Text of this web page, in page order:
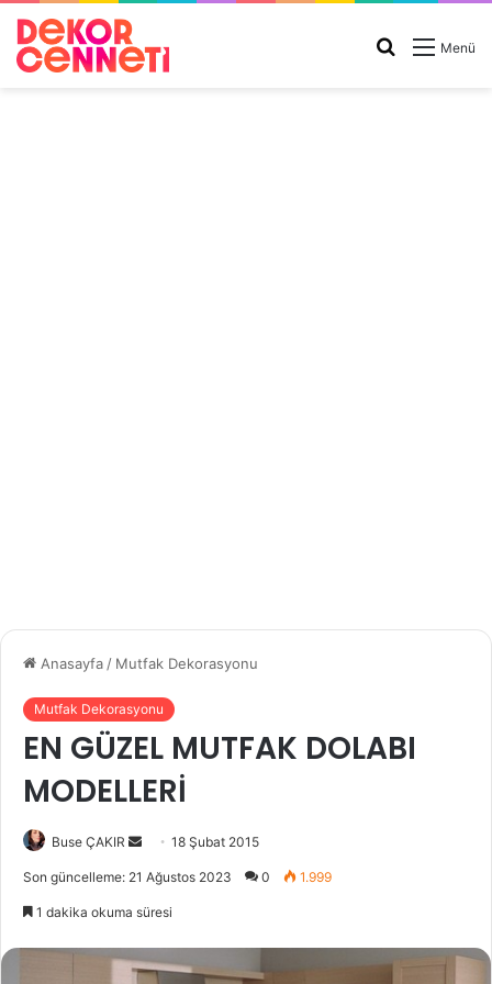
Menü
Arama
Anasayfa / Mutfak Dekorasyonu
Mutfak Dekorasyonu
EN GÜZEL MUTFAK DOLABI
MODELLERİ
Buse ÇAKIR
e
-
p
18 Şubat 2015
Son güncelleme: 21 Ağustos 2023 0 1.999
1 dakika okuma süresi